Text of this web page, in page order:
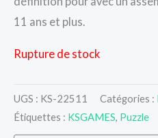
11 ans et plus.
Rupture de stock
UGS : KS-22511 Catégories :
Étiquettes : KSGAMES, Puzzle